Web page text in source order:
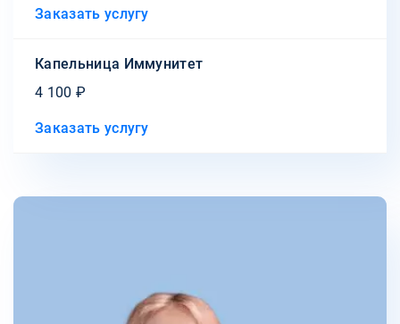
Заказать услугу
Капельница Иммунитет
4 100 ₽
Заказать услугу